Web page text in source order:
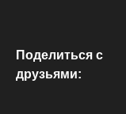
Поделиться с
друзьями: